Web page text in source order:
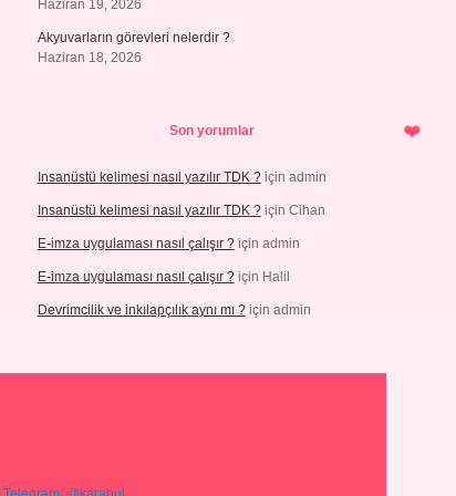
Haziran 19, 2026
Akyuvarların görevleri nelerdir ?
Haziran 18, 2026
Son yorumlar
Insanüstü kelimesi nasıl yazılır TDK ?için admin
Insanüstü kelimesi nasıl yazılır TDK ?için Cihan
E-imza uygulaması nasıl çalışır ?için admin
E-imza uygulaması nasıl çalışır ?için Halil
Devrimcilik ve inkılapçılık aynı mı ?için admin